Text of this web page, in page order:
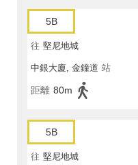
5B
往 堅尼地城
中銀大廈, 金鐘道 站
距離 80m
5B
往 堅尼地城